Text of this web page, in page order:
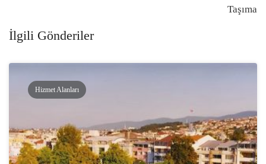
Taşıma
İlgili Gönderiler
Hizmet Alanları